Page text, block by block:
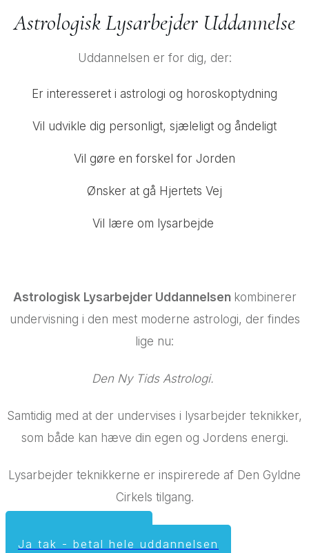
Astrologisk Lysarbejder Uddannelse
Uddannelsen er for dig, der:
Er interesseret i astrologi og horoskoptydning
Vil udvikle dig personligt, sjæleligt og åndeligt
Vil gøre en forskel for Jorden
Ønsker at gå Hjertets Vej
Vil lære om lysarbejde
Astrologisk Lysarbejder Uddannelsen kombinerer
undervisning i den mest moderne astrologi, der findes
lige nu:
Den Ny Tids Astrologi.
Samtidig med at der undervises i lysarbejder teknikker,
som både kan hæve din egen og Jordens energi.
Lysarbejder teknikkerne er inspirerede af Den Gyldne
Cirkels tilgang.
Ja tak - betal hele uddannelsen